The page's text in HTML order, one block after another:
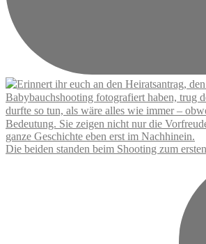
Die beiden standen beim Shooting zum